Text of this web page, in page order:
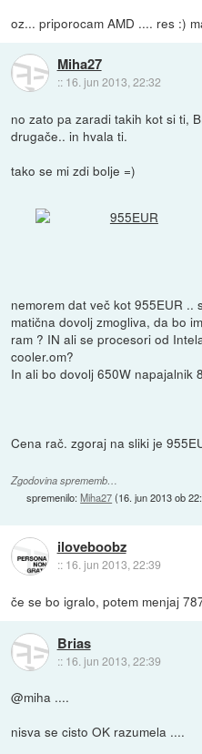
oz... priporocam AMD .... res :)
Miha27
:: 16. jun 2013, 22:32
no zato pa zaradi takih kot si ti,
drugače.. in hvala ti.
tako se mi zdi bolje =)
nemorem dat več kot 955EUR ..
matična dovolj zmogliva, da bo
ram ? IN ali se procesori od
cooler.om?
In ali bo dovolj 650W napajalnik
Cena rač. zgoraj na sliki je
Zgodovina sprememb…
spremenilo:Miha27(16. jun 2013 ob
iloveboobz
:: 16. jun 2013, 22:39
če se bo igralo, potem menjaj
Brias
:: 16. jun 2013, 22:39
@miha ....
nisva se cisto OK razumela ....